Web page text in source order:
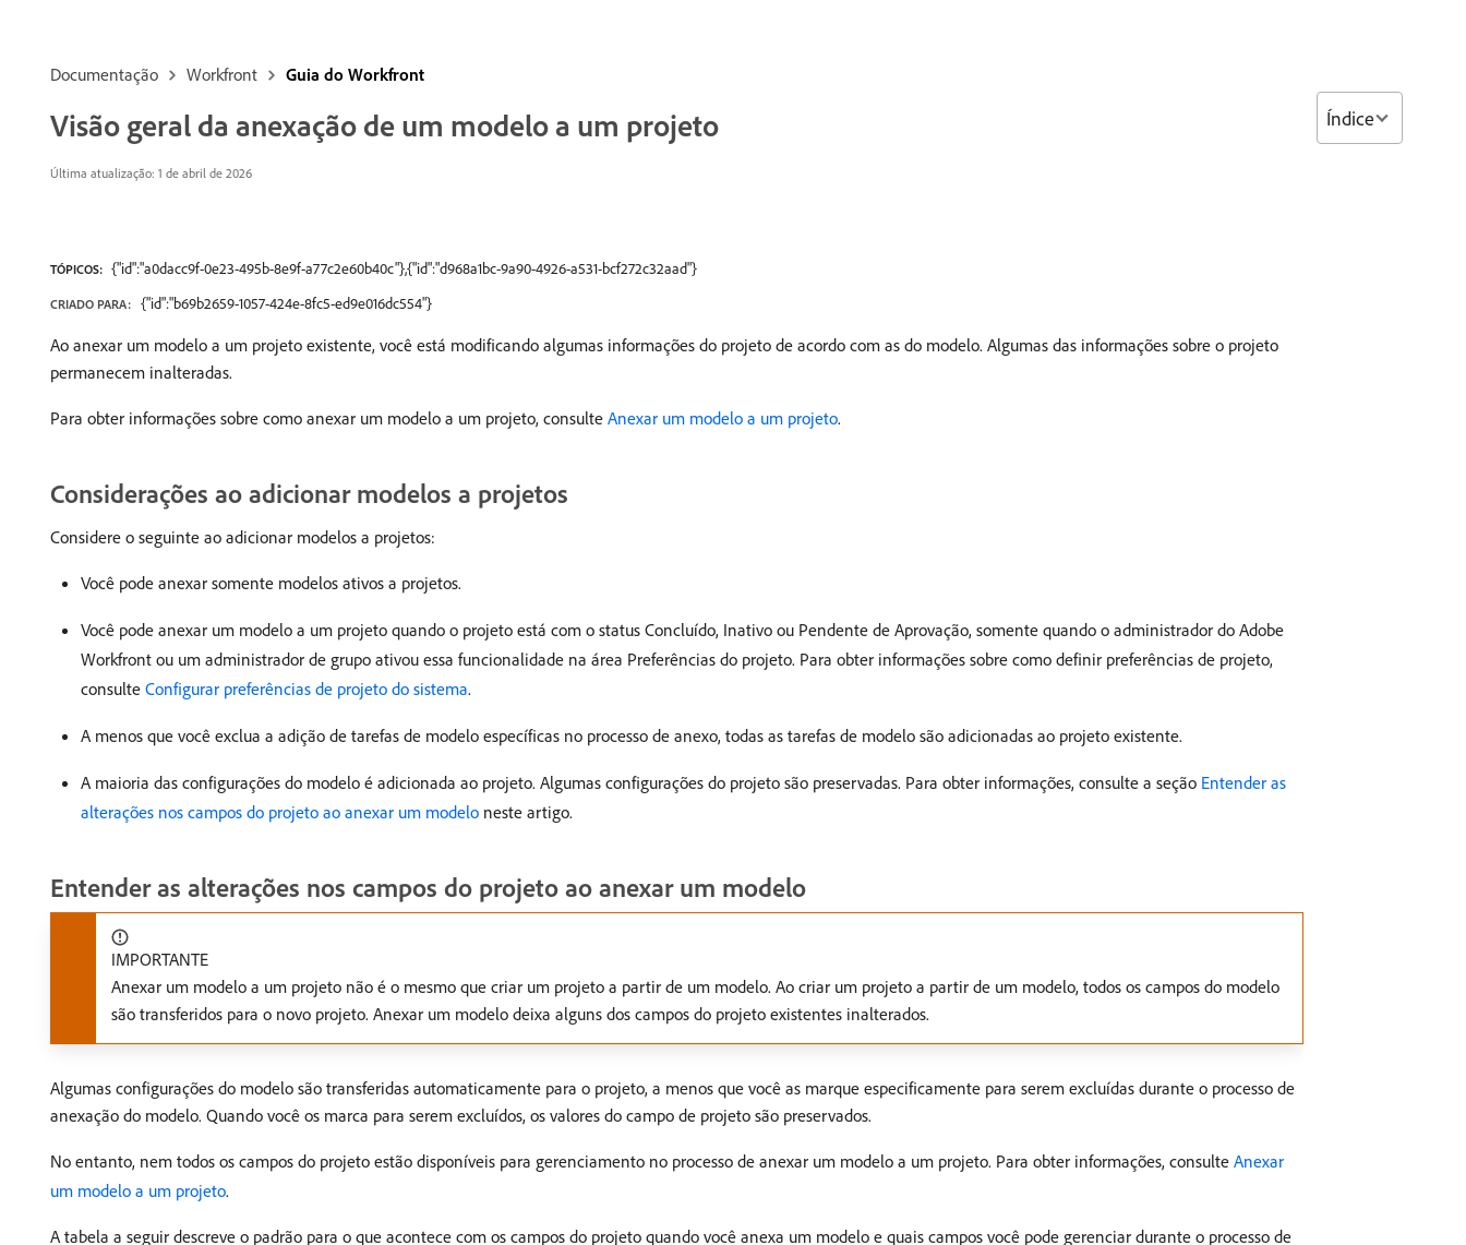
Documentação Workfront Guia do Workfront
Visão geral da anexação de um modelo a um projeto
Última atualização: 1 de abril de 2026
TÓPICOS: {"id":"a0dacc9f-0e23-495b-8e9f-a77c2e60b40c"},{"id":"d968a1bc-9a90-4926-a531-bcf272c32aad"}
CRIADO PARA: {"id":"b69b2659-1057-424e-8fc5-ed9e016dc554"}
Ao anexar um modelo a um projeto existente, você está modificando algumas informações do projeto de acordo com as do modelo. Algumas das informações sobre o projeto
permanecem inalteradas.
Para obter informações sobre como anexar um modelo a um projeto, consulte Anexar um modelo a um projeto.
Considerações ao adicionar modelos a projetos
Considere o seguinte ao adicionar modelos a projetos:
Você pode anexar somente modelos ativos a projetos.
Você pode anexar um modelo a um projeto quando o projeto está com o status Concluído, Inativo ou Pendente de Aprovação, somente quando o administrador do Adobe
Workfront ou um administrador de grupo ativou essa funcionalidade na área Preferências do projeto. Para obter informações sobre como definir preferências de projeto,
consulte Configurar preferências de projeto do sistema.
A menos que você exclua a adição de tarefas de modelo específicas no processo de anexo, todas as tarefas de modelo são adicionadas ao projeto existente.
A maioria das configurações do modelo é adicionada ao projeto. Algumas configurações do projeto são preservadas. Para obter informações, consulte a seção Entender as
alterações nos campos do projeto ao anexar um modelo neste artigo.
Entender as alterações nos campos do projeto ao anexar um modelo
IMPORTANTE
Anexar um modelo a um projeto não é o mesmo que criar um projeto a partir de um modelo. Ao criar um projeto a partir de um modelo, todos os campos do modelo
são transferidos para o novo projeto. Anexar um modelo deixa alguns dos campos do projeto existentes inalterados.
Algumas configurações do modelo são transferidas automaticamente para o projeto, a menos que você as marque especificamente para serem excluídas durante o processo de
anexação do modelo. Quando você os marca para serem excluídos, os valores do campo de projeto são preservados.
No entanto, nem todos os campos do projeto estão disponíveis para gerenciamento no processo de anexar um modelo a um projeto. Para obter informações, consulte Anexar
um modelo a um projeto.
A tabela a seguir descreve o padrão para o que acontece com os campos do projeto quando você anexa um modelo e quais campos você pode gerenciar durante o processo de
Índice